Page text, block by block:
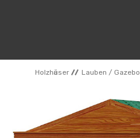
STADTMOBEL
SPORTBEREICHE
Holzhӓuser Lauben / Gazebo